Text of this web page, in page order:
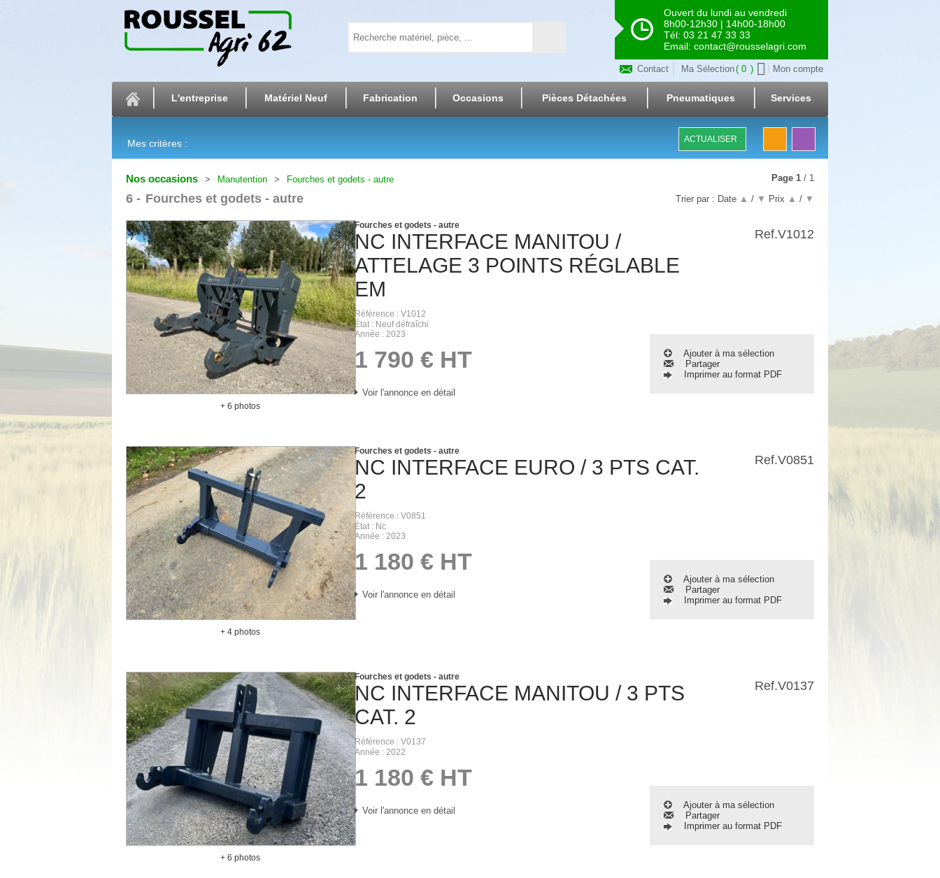
Ouvert du lundi au vendredi
8h00-12h30 | 14h00-18h00
Tél: 03 21 47 33 33
Email: contact@rousselagri.com
Contact Ma Sélection 0 Mon compte
L'entreprise Matériel Neuf Fabrication Occasions Pièces Détachées Pneumatiques Services
Mes critères : ACTUALISER
Nos occasions Manutention Fourches et godets - autre
6 Fourches et godets - autre Trier par : Date ▲ / ▼ Prix ▲ / ▼
Page 1 / 1
+ 6 photos
NC INTERFACE MANITOU /
ATTELAGE 3 POINTS RÉGLABLE
EM
Fourches et godets - autre
Référence
V1012
État
Neuf défraîchi
Année
2023
1 790 € HT
Voir l'annonce en détail
Ref.V1012
Ajouter à ma sélection
Partager
Imprimer au format PDF
+ 4 photos
NC INTERFACE EURO / 3 PTS CAT.
2
Fourches et godets - autre
Référence
V0851
État
Nc
Année
2023
1 180 € HT
Voir l'annonce en détail
Ref.V0851
Ajouter à ma sélection
Partager
Imprimer au format PDF
+ 6 photos
NC INTERFACE MANITOU / 3 PTS
CAT. 2
Fourches et godets - autre
Référence
V0137
Année
2022
1 180 € HT
Voir l'annonce en détail
Ref.V0137
Ajouter à ma sélection
Partager
Imprimer au format PDF